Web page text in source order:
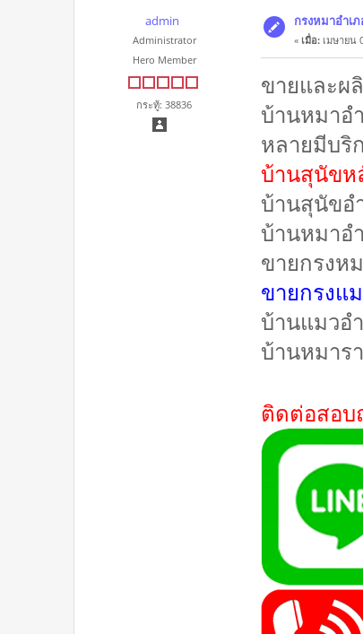
admin
Administrator
Hero Member
กระทู้: 38836
กรงหมาอำเ
« เมื่อ:เมษายน
ขายและผ
บ้านหมาอ
หลายมีบริ
บ้านสุนัขห
บ้านสุนัขอ
บ้านหมาอ
ขายกรงห
ขายกรงแ
บ้านแมวอ
บ้านหมาร
ติดต่อสอบ